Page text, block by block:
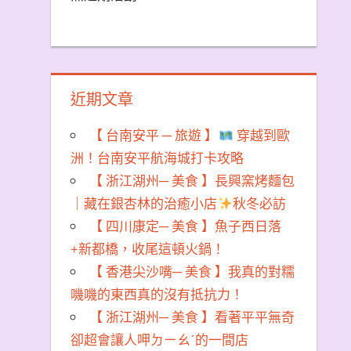
近期文章
【 台南安平 ─ 旅遊 】
穿越到歐
洲！台南安平航海城打卡攻略
【 浙江湖州─ 美食 】長興窯烤麵包
｜藏在銀杏林的治癒小店
秋冬必訪
【 四川康定─ 美食 】魚子西日落
+新都橋，收尾這頓火鍋！
【 香港尖沙嘴─ 美食 】我真的對糯
嘰嘰的東西真的沒有抵抗力！
【 浙江湖州─ 美食 】看著平平無奇
卻超會讓人呷ㄉㄧㄠˊ的一間店